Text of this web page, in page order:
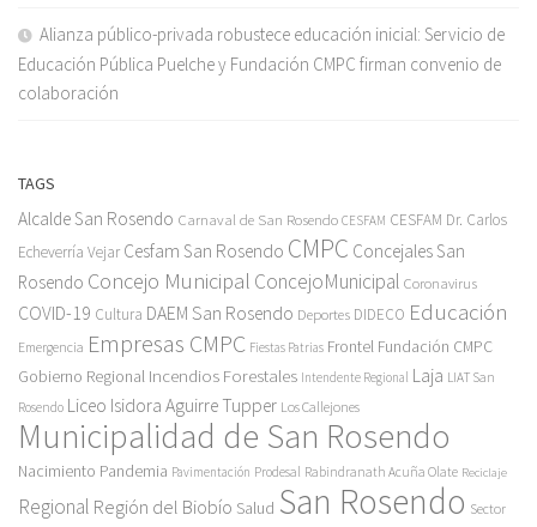
Alianza público-privada robustece educación inicial: Servicio de
Educación Pública Puelche y Fundación CMPC firman convenio de
colaboración
TAGS
Alcalde San Rosendo Carnaval de San Rosendo CESFAM CESFAM Dr. Carlos
Echeverría Vejar Cesfam San Rosendo CMPC Concejales San
Rosendo Concejo Municipal ConcejoMunicipal Coronavirus
COVID-19 Cultura DAEM San Rosendo Deportes DIDECO Educación
Emergencia Empresas CMPC Fiestas Patrias Frontel Fundación CMPC
Gobierno Regional Incendios Forestales Intendente Regional Laja LIAT San
Rosendo Liceo Isidora Aguirre Tupper Los Callejones
Municipalidad de San Rosendo
Nacimiento Pandemia Pavimentación Prodesal Rabindranath Acuña Olate Reciclaje
Regional Región del Biobío Salud San Rosendo Sector